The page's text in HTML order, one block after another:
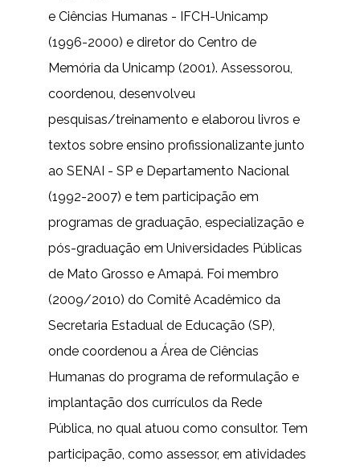
e Ciências Humanas - IFCH-Unicamp
(1996-2000) e diretor do Centro de
Memória da Unicamp (2001). Assessorou,
coordenou, desenvolveu
pesquisas/treinamento e elaborou livros e
textos sobre ensino profissionalizante junto
ao SENAI - SP e Departamento Nacional
(1992-2007) e tem participação em
programas de graduação, especialização e
pós-graduação em Universidades Públicas
de Mato Grosso e Amapá. Foi membro
(2009/2010) do Comitê Acadêmico da
Secretaria Estadual de Educação (SP),
onde coordenou a Área de Ciências
Humanas do programa de reformulação e
implantação dos currículos da Rede
Pública, no qual atuou como consultor. Tem
participação, como assessor, em atividades